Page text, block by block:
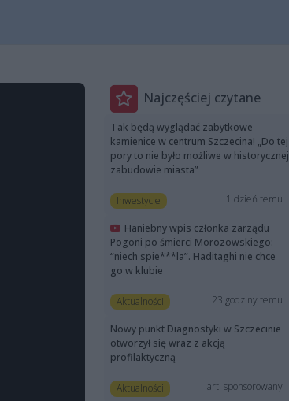
Najczęściej czytane
Tak będą wyglądać zabytkowe
kamienice w centrum Szczecina! „Do tej
pory to nie było możliwe w historycznej
zabudowie miasta”
Inwestycje 1 dzień temu
Haniebny wpis członka zarządu
Pogoni po śmierci Morozowskiego:
“niech spie***la”. Haditaghi nie chce
go w klubie
Aktualności 23 godziny temu
Nowy punkt Diagnostyki w Szczecinie
otworzył się wraz z akcją
profilaktyczną
Aktualności art. sponsorowany